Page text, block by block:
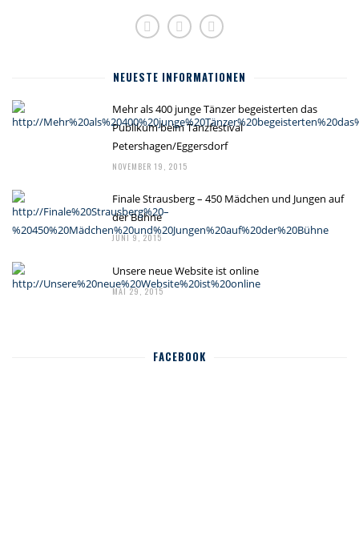
NEUESTE INFORMATIONEN
Mehr als 400 junge Tänzer begeisterten das
Publikum beim Tanzfestival
Petershagen/Eggersdorf
NOVEMBER 19, 2015
Finale Strausberg – 450 Mädchen und Jungen auf
der Bühne
JUNI 9, 2015
Unsere neue Website ist online
MAI 29, 2015
FACEBOOK